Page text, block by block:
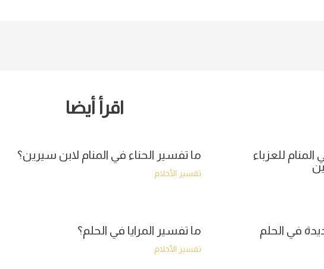
اقرأ أيضا
للعزباء
ما تفسير الحناء في المنام لابن سيرين؟
تفسير الأحلام
في الحلم ما تفسير المرايا في الحلم؟
تفسير الأحلام